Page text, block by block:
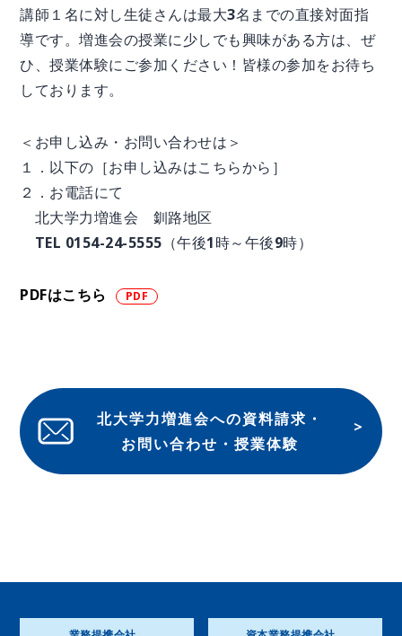
講師１名に対し生徒さんは最大3名までの直接対面指
導です。増進会の授業に少しでも興味がある方は、ぜ
ひ、授業体験にご参加ください！皆様の参加をお待ち
しております。
＜お申し込み・お問い合わせは＞
１．以下の［お申し込みはこちらから］
２．お電話にて
北大学力増進会 釧路地区
TEL 0154-24-5555（午後1時～午後9時）
PDFはこちら
北大学力増進会への資料請求・
お問い合わせ・授業体験